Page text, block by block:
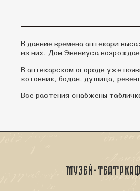
В давние времена аптекари
из них. Дом Эвениуса
В аптекарском огороде уже
котовник, бодан, душица,
Все растения снабжены
Музей-театр